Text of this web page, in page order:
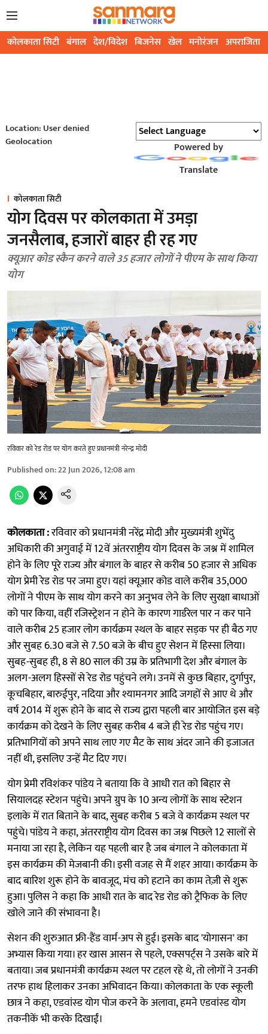
कोलकाता सिटी बंगाल देश/विदेश बिजनेस खेल मनोरंजन अपराजिता
Location: User denied
Geolocation
Powered by
Translate
कोलकाता सिटी
योग दिवस पर कोलकाता में उमड़ा
जनसैलाब, हजारों बाहर ही रह गए
क्यूआर कोड स्कैन करने वाले 35 हजार लोगों ने पीएम के साथ किया
योग
रविवार को रेड रोड पर योग करते हुए प्रधानमंत्री नरेन्द्र मोदी
Published on:22 Jun 2026, 12:08 am
कोलकाता :रविवार को प्रधानमंत्री नरेंद्र मोदी और मुख्यमंत्री शुभेंदु
अधिकारी की अगुवाई में 12वें अंतरराष्ट्रीय योग दिवस के जश्न में शामिल
होने के लिए पूरे राज्य और बंगाल के बाहर से करीब 50 हजार से अधिक
योग प्रेमी रेड रोड पर जमा हुए। यहां क्यूआर कोड वाले करीब 35,000
लोगों ने पीएम के साथ योग करने का अनुभव लेने के लिए सुरक्षा बाधाओं
को पार किया, वहीं रजिस्ट्रेशन न होने के कारण गार्डरेल पार न कर पाने
वाले करीब 25 हजार लोग कार्यक्रम स्थल के बाहर सड़क पर ही बैठ गए
और सुबह 6.30 बजे से 7.50 बजे के बीच हुए सेशन में हिस्सा लिया।
सुबह-सुबह ही, 8 से 80 साल की उम्र के प्रतिभागी देश और बंगाल के
अलग-अलग हिस्सों से रेड रोड पहुंचने लगे। उनमें से कुछ बिहार, दुर्गापुर,
कूचबिहार, बारुईपुर, नदिया और श्यामनगर आदि जगहों से आए थे और
वर्ष 2014 में शुरू होने के बाद से राज्य द्वारा पहली बार आयोजित इस बड़े
कार्यक्रम को देखने के लिए सुबह करीब 4 बजे ही रेड रोड पहुंच गए।
प्रतिभागियों को अपने साथ लाए गए मैट के साथ अंदर जाने की इजाजत
नहीं थी, इसलिए उन्हें मैट दिए गए।
योग प्रेमी रविशंकर पांडेय ने बताया कि वे आधी रात को बिहार से
सियालदह स्टेशन पहुंचे। अपने ग्रुप के 10 अन्य लोगों के साथ स्टेशन
इलाके में रात बिताने के बाद, सुबह करीब 5 बजे वे कार्यक्रम स्थल पर
पहुंचे। पांडेय ने कहा, अंतरराष्ट्रीय योग दिवस का जश्न पिछले 12 सालों से
मनाया जा रहा है, लेकिन यह पहली बार है जब बंगाल ने कोलकाता में
इस कार्यक्रम की मेजबानी की। इसी वजह से मैं शहर आया। कार्यक्रम के
बाद बारिश शुरू होने के बावजूद, मंच को हटाने का काम तेज़ी से शुरू
हुआ। पुलिस ने कहा कि आधी रात के बाद रेड रोड को ट्रैफिक के लिए
खोले जाने की संभावना है।
सेशन की शुरुआत फ्री-हैंड वार्म-अप से हुई। इसके बाद 'योगासन' का
अभ्यास किया गया। हर खास आसन से पहले, एक्सपर्ट्स ने उसके बारे में
बताया। जब प्रधानमंत्री कार्यक्रम स्थल पर टहल रहे थे, तो लोगों ने उनकी
तरफ हाथ हिलाकर उनका अभिवादन किया। कोलकाता के एक स्कूली
छात्र ने कहा, एडवांस्ड योग पोज करने के अलावा, हमने एडवांस्ड योग
तकनीकें भी करके दिखाईं।